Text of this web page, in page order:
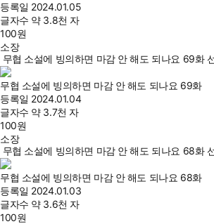
등록일 2024.01.05
글자수 약 3.8천 자
100원
소장
무협 소설에 빙의하면 마감 안 해도 되나요 69화
무협 소설에 빙의하면 마감 안 해도 되나요 69화
등록일 2024.01.04
글자수 약 3.7천 자
100원
소장
무협 소설에 빙의하면 마감 안 해도 되나요 68화
무협 소설에 빙의하면 마감 안 해도 되나요 68화
등록일 2024.01.03
글자수 약 3.6천 자
100원